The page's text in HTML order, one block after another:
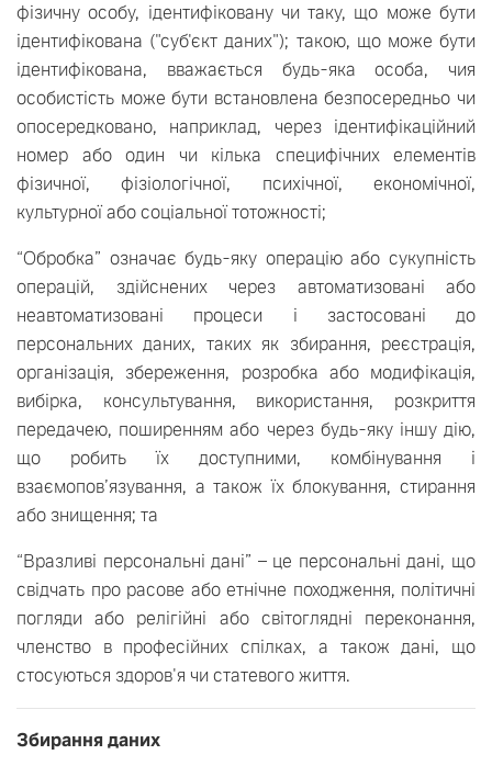
фізичну особу, ідентифіковану чи таку, що може бути
ідентифікована ("суб'єкт даних"); такою, що може бути
ідентифікована, вважається будь-яка особа, чия
особистість може бути встановлена безпосередньо чи
опосередковано, наприклад, через ідентифікаційний
номер або один чи кілька специфічних елементів
фізичної, фізіологічної, психічної, економічної,
культурної або соціальної тотожності;
“Обробка” означає будь-яку операцію або сукупність
операцій, здійснених через автоматизовані або
неавтоматизовані процеси і застосовані до
персональних даних, таких як збирання, реєстрація,
організація, збереження, розробка або модифікація,
вибірка, консультування, використання, розкриття
передачею, поширенням або через будь-яку іншу дію,
що робить їх доступними, комбінування і
взаємопов’язування, а також їх блокування, стирання
або знищення; та
“Вразливі персональні дані” – це персональні дані, що
свідчать про расове або етнічне походження, політичні
погляди або релігійні або світоглядні переконання,
членство в професійних спілках, а також дані, що
стосуються здоров'я чи статевого життя.
Збирання даних